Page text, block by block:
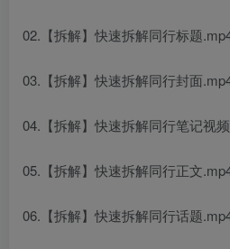
02.【拆解】快速拆解同行标题
03.【拆解】快速拆解同行封面
04.【拆解】快速拆解同行笔记视
05.【拆解】快速拆解同行正文
06.【拆解】快速拆解同行话题